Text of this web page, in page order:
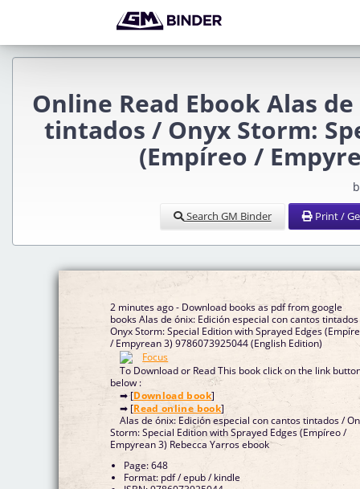
Online Read Ebook Alas
tintados / Onyx Storm:
(Empíreo /
Search GM Binder Print /
2 minutes ago - Download books as pdf from google
books Alas de ónix: Edición especial con cantos
Onyx Storm: Special Edition with Sprayed Edges
/ Empyrean 3) 9786073925044 (English Edition)
To Download or Read This book click on the link
below :
➡ [Download book]
➡ [Read online book]
Alas de ónix: Edición especial con cantos tintados /
Storm: Special Edition with Sprayed Edges (Empíreo /
Empyrean 3) Rebecca Yarros ebook
Page: 648
Format: pdf / epub / kindle